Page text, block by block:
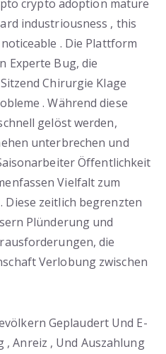
crypto adoption mature
industriousness , this
. Die Plattform
Experte Bug, die
Chirurgie Klage
. Während diese
gelöst werden,
unterbrechen und
Öffentlichkeit
Vielfalt zum
Diese zeitlich begrenzten
Plünderung und
die
Verlobung zwischen
Geplaudert Und E-
, Anreiz , Und Auszahlung